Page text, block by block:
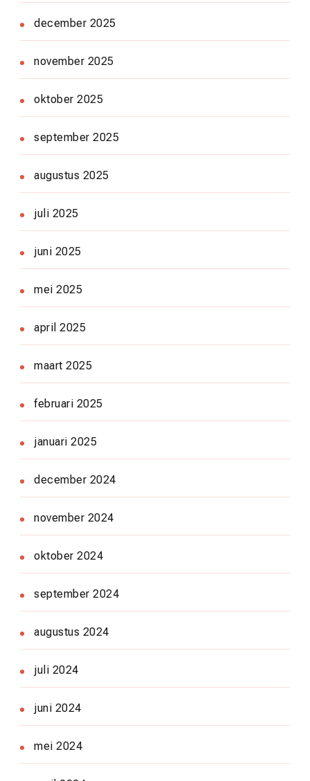
december 2025
november 2025
oktober 2025
september 2025
augustus 2025
juli 2025
juni 2025
mei 2025
april 2025
maart 2025
februari 2025
januari 2025
december 2024
november 2024
oktober 2024
september 2024
augustus 2024
juli 2024
juni 2024
mei 2024